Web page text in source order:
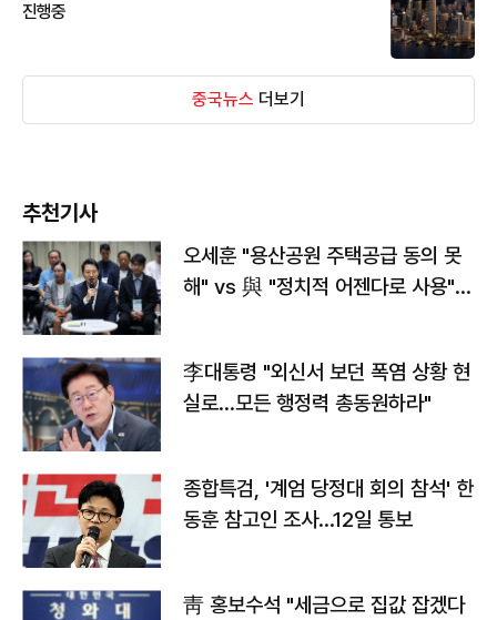
진행중
중국뉴스 더보기
추천기사
오세훈 "용산공원 주택공급 동의 못
해" vs 與 "정치적 어젠다로 사용"
李대통령 "외신서 보던 폭염 상황 현
실로…모든 행정력 총동원하라"
종합특검, '계엄 당정대 회의 참석' 한
동훈 참고인 조사...12일 통보
靑 홍보수석 "세금으로 집값 잡겠다